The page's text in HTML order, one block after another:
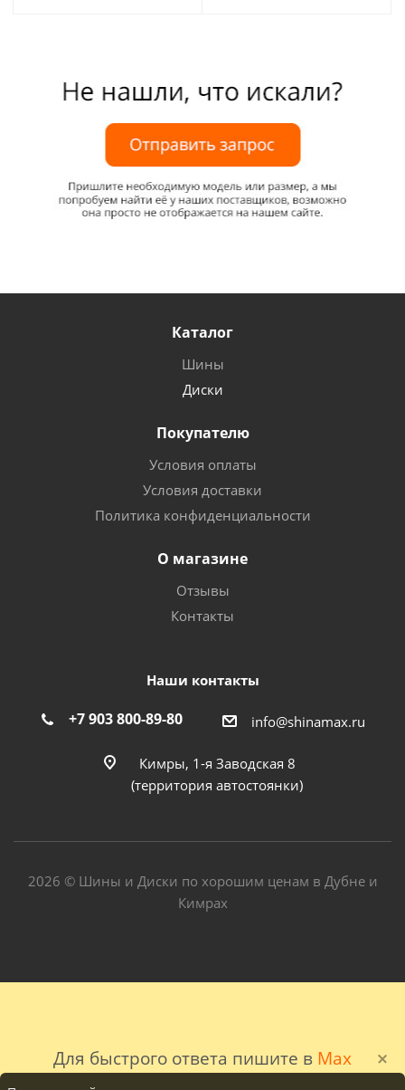
Для быстрого ответа пишите в Max
Каталог
Шины
Диски
Покупателю
Условия оплаты
Условия доставки
Политика конфиденциальности
О магазине
Отзывы
Контакты
Наши контакты
+7 903 800-89-80 info@shinamax.ru
Кимры, 1-я Заводская 8
(территория автостоянки)
2026 © Шины и Диски по хорошим ценам в Дубне и
Кимрах